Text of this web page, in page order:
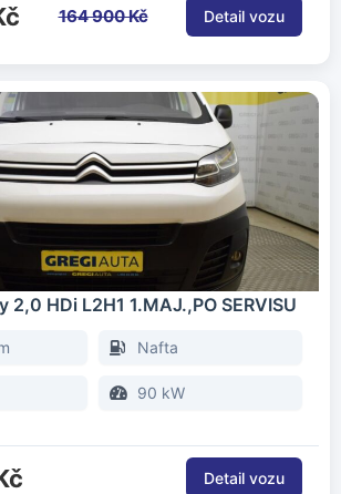
164 900 Kč
2,0 HDi L2H1 1.MAJ.,PO SERVISU
Nafta
90 kW